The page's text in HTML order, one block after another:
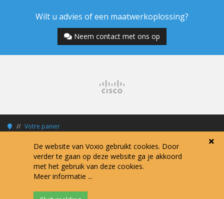
Wilt u advies of een maatwerkoplossing?
Neem contact met ons op
Votre panier
Copyright © 2026 Voxio Internet Services.
Algemene voorwaarden
De website van Voxio gebruikt cookies. Door
verder te gaan op deze website ga je akkoord
met het gebruik van deze cookies.
Meer informatie ...